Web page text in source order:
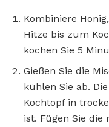
Kombiniere
Hitze bis zum
kochen Sie 5
Gießen Sie die
kühlen Sie ab.
Kochtopf in
ist. Fügen Sie